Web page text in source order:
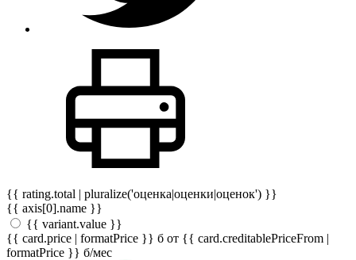
{{ rating.total | pluralize('оценка|оценки|оценок') }}
{{ axis[0].name }}
{{ variant.value }}
{{ card.price | formatPrice }} б от {{ card.creditablePriceFrom |
formatPrice }} б/мес